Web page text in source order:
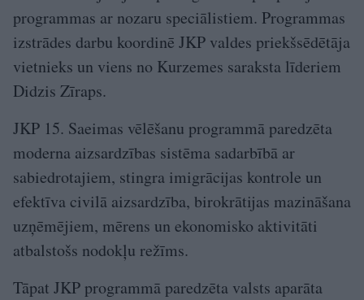
programmas ar nozaru speciālistiem. Programmas
izstrādes darbu koordinē JKP valdes priekšsēdētāja
vietnieks un viens no Kurzemes saraksta līderiem
Didzis Zīraps.
JKP 15. Saeimas vēlēšanu programmā paredzēta
moderna aizsardzības sistēma sadarbībā ar
sabiedrotajiem, stingra imigrācijas kontrole un
efektīva civilā aizsardzība, birokrātijas mazināšana
uzņēmējiem, mērens un ekonomisko aktivitāti
atbalstošs nodokļu režīms.
Tāpat JKP programmā paredzēta valsts aparāta